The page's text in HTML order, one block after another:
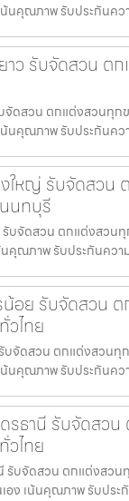
น้นคุณภาพ รับประกันค
ว รับจัดสวน ต
จัดสวน ตกแต่งสวนทุ
น้นคุณภาพ รับประกันค
ใหญ่ รับจัดสวน
นทบุรี
บจัดสวน ตกแต่งสวน
นคุณภาพ รับประกันคว
อย รับจัดสวน
ไทย
บจัดสวน ตกแต่งสวน
น้นคุณภาพ รับประกันค
ธานี รับจัดสวน
ไทย
รับจัดสวน ตกแต่งสว
อง เน้นคุณภาพ รับประ